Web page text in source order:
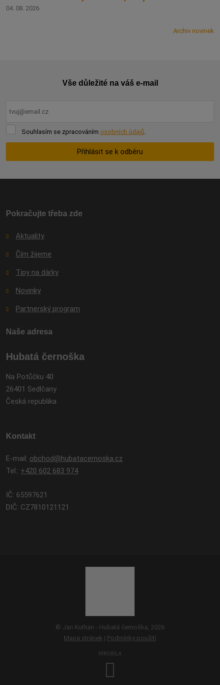
04. 08. 2026
Archiv novinek
Vše důležité na váš e-mail
Souhlasím
Souhlasím se zpracováním osobních údajů
Přihlásit se k odběru
odeslat.
Pokračujte třeba zde
Aktuality
Čím žijeme
Tipy na dárky
Novinky
Partnerský program
Naše adresa
Hubatá černoška
Na Potůčku 40
26401 Sedlčany
Česká republika
Kontakt
E-mail: obchod@hubatacernoska.cz
Tel.: +420 602 683 974
IČ: 65597621
DIČ: CZ7810121121
© Jan Kuthan - Hubatá černoška, 2026
Mapa stránek | Podmínky použití
VYROBILA